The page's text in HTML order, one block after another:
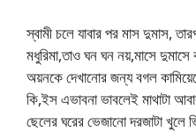
স্বামী চলে যাবার পর মাস দুমাস,
মধুরিমা,তাও ঘন ঘন নয়,মাসে
অয়নকে দেখানোর জন্য বগল
কি,ইস এভাবনা ভাবলেই মাথাটা
ছেলের ঘরের ভেজানো দরজাটা খুলে